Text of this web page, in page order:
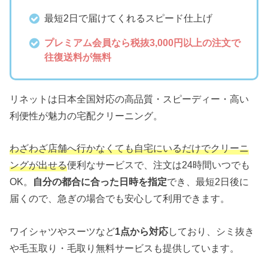
最短2日で届けてくれるスピード仕上げ
プレミアム会員なら税抜3,000円以上の注文で
往復送料が無料
リネットは日本全国対応の高品質・スピーディー・高い
利便性が魅力の宅配クリーニング。
わざわざ店舗へ行かなくても自宅にいるだけでクリーニ
ングが出せる便利なサービスで、注文は24時間いつでも
OK。 自分の都合に合った日時を指定でき、最短2日後に
届くので、急ぎの場合でも安心して利用できます。
ワイシャツやスーツなど1点から対応しており、シミ抜き
や毛玉取り・毛取り無料サービスも提供しています。